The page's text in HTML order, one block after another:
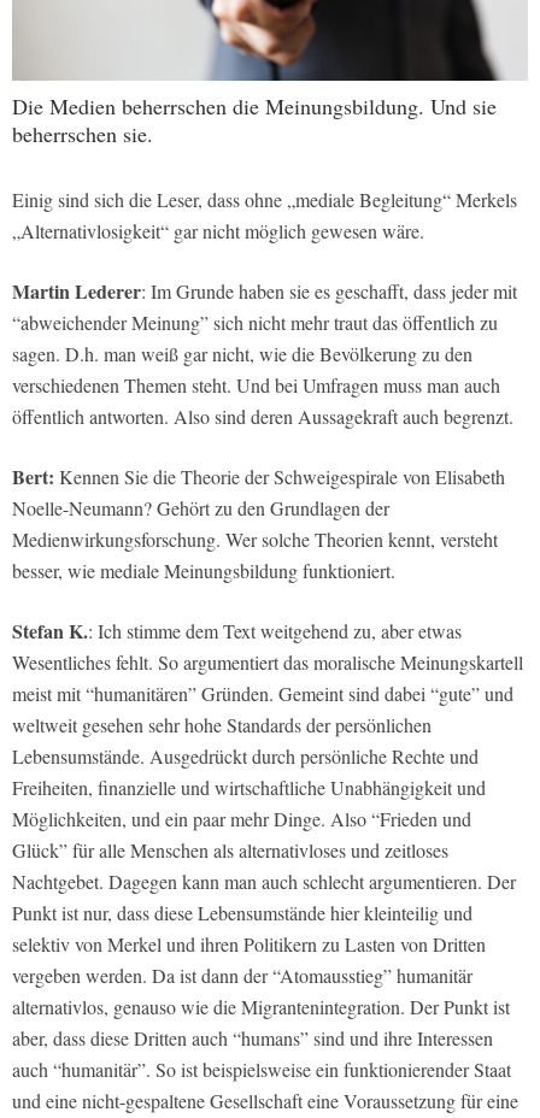
Die Medien beherrschen die Meinungsbildung. Und sie
beherrschen sie.
Einig sind sich die Leser, dass ohne „mediale Begleitung“ Merkels
„Alternativlosigkeit“ gar nicht möglich gewesen wäre.
Martin Lederer: Im Grunde haben sie es geschafft, dass jeder mit
“abweichender Meinung” sich nicht mehr traut das öffentlich zu
sagen. D.h. man weiß gar nicht, wie die Bevölkerung zu den
verschiedenen Themen steht. Und bei Umfragen muss man auch
öffentlich antworten. Also sind deren Aussagekraft auch begrenzt.
Bert: Kennen Sie die Theorie der Schweigespirale von Elisabeth
Noelle-Neumann? Gehört zu den Grundlagen der
Medienwirkungsforschung. Wer solche Theorien kennt, versteht
besser, wie mediale Meinungsbildung funktioniert.
Stefan K.: Ich stimme dem Text weitgehend zu, aber etwas
Wesentliches fehlt. So argumentiert das moralische Meinungskartell
meist mit “humanitären” Gründen. Gemeint sind dabei “gute” und
weltweit gesehen sehr hohe Standards der persönlichen
Lebensumstände. Ausgedrückt durch persönliche Rechte und
Freiheiten, finanzielle und wirtschaftliche Unabhängigkeit und
Möglichkeiten, und ein paar mehr Dinge. Also “Frieden und
Glück” für alle Menschen als alternativloses und zeitloses
Nachtgebet. Dagegen kann man auch schlecht argumentieren. Der
Punkt ist nur, dass diese Lebensumstände hier kleinteilig und
selektiv von Merkel und ihren Politikern zu Lasten von Dritten
vergeben werden. Da ist dann der “Atomausstieg” humanitär
alternativlos, genauso wie die Migrantenintegration. Der Punkt ist
aber, dass diese Dritten auch “humans” sind und ihre Interessen
auch “humanitär”. So ist beispielsweise ein funktionierender Staat
und eine nicht-gespaltene Gesellschaft eine Voraussetzung für eine